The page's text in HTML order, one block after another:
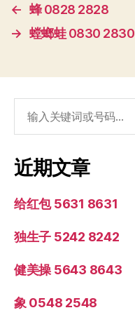
← 蜂 0828 2828
→ 螳螂蛙 0830 2830
索：
近期文章
给红包 5631 8631
独生子 5242 8242
健美操 5643 8643
象 0548 2548